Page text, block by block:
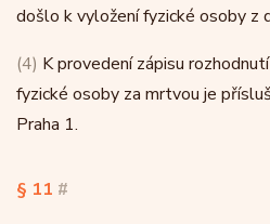
došlo k vyložení fyzické osoby z
(4) K provedení zápisu
fyzické osoby za mrtvou je
Praha 1.
§ 11 #